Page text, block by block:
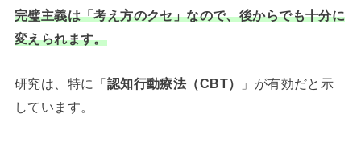
完璧主義は「考え方のクセ」なので、後からでも十分に
変えられます。
研究は、特に「認知行動療法（CBT）
」が有効だと示
しています。